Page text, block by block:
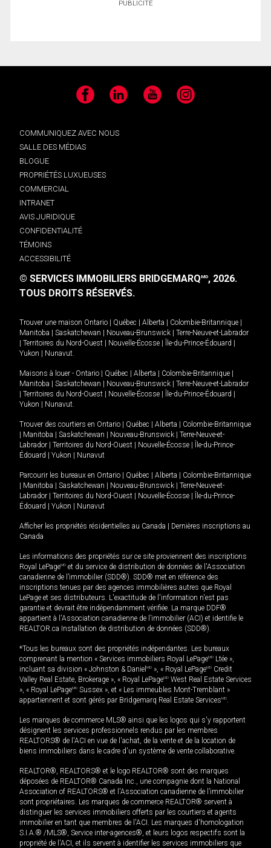
PUBLICITÉ
Facebook LinkedIn YouTube Instagram
COMMUNIQUEZ AVEC NOUS
SALLE DES MÉDIAS
BLOGUE
PROPRIÉTÉS LUXUEUSES
COMMERCIAL
INTRANET
AVIS JURIDIQUE
CONFIDENTIALITÉ
TÉMOINS
ACCESSIBILITÉ
© SERVICES IMMOBILIERS BRIDGEMARQMD, 2026.
TOUS DROITS RÉSERVÉS.
Trouver une maison Ontario Québec Alberta Colombie-Britannique
Manitoba
Saskatchewan Nouveau-Brunswick
Terre-Neuve-et-Labrador
Territoires du Nord-Ouest Nouvelle-Écosse Île-du-Prince-Édouard
Yukon
Nunavut.
Maisons à louer - Ontario Québec Alberta Colombie-Britannique
Manitoba
Saskatchewan Nouveau-Brunswick
Terre-Neuve-et-Labrador
Territoires du Nord-Ouest Nouvelle-Écosse Île-du-Prince-Édouard
Yukon
Nunavut.
Trouver des courtiers en Ontario Québec Alberta
Colombie-Britannique
Manitoba Saskatchewan Nouveau-Brunswick
Terre-Neuve-et-
Labrador
Territoires du Nord-Ouest Nouvelle-Écosse
Île-du-Prince-
Édouard
Yukon Nunavut
Parcourir les bureaux en Ontario Québec Alberta
Colombie-Britannique
Manitoba Saskatchewan Nouveau-Brunswick
Terre-Neuve-et-
Labrador
Territoires du Nord-Ouest Nouvelle-Écosse
Île-du-Prince-
Édouard
Yukon Nunavut
Afficher les propriétés résidentielles au Canada
Dernières inscriptions au
Canada
Les informations des propriétés sur ce site proviennent des inscriptions
Royal LePageMD et du service de distribution de données de l'Association
canadienne de l’immobilier (SDD®). SDD® met en référence des
inscriptions tenues par des agences immobilières autres que Royal
LePage et ses distributeurs. L'exactitude de l'information n'est pas
garantie et devrait être indépendamment vérifiée. La marque DDF®
appartient à l'Association canadienne de l’immobilier (ACI) et identifie le
REALTOR.ca Installation de distribution de données (SDD®).
*Tous les bureaux sont des propriétés indépendantes. Les bureaux
comprenant la mention « Services immobiliers Royal LePageMD Ltée »,
incluant sa division « Johnston & Daniel MD », « Royal LePageMD Credit
Valley Real Estate, Brokerage », « Royal LePageMD West Real Estate Services
», « Royal LePageMD Sussex », et « Les immeubles Mont-Tremblant »
appartiennent et sont gérés par Bridgemarq Real Estate ServicesMD.
Les marques de commerce MLS® ainsi que les logos qui s'y rapportent
désignent les services professionnels rendus par les membres
REALTORS® de l'ACI en vue de l'achat, de la vente et de la location de
biens immobiliers dans le cadre d'un système de vente collaborative.
REALTOR®, REALTORS® et le logo REALTOR® sont des marques
déposées de REALTOR® Canada Inc., une compagnie dont la National
Association of REALTORS® et l'Association canadienne de l’immobilier
sont propriétaires. Les marques de commerce REALTOR® servent à
distinguer les services immobiliers offerts par les courtiers et agents
immobilier en tant que membres de l'ACI. Les marques d'homologation
S.I.A.® /MLS®, Service inter-agences®, et leurs logos respectifs sont la
propriété de l'ACI, et ils servent à identifier les services immobiliers que